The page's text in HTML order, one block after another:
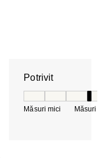
Potrivit
Măsuri mici Măsuri